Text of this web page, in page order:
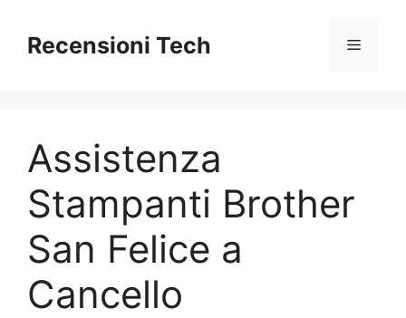
contenuto
Recensioni Tech Menu
Assistenza
Stampanti Brother
San Felice a
Cancello